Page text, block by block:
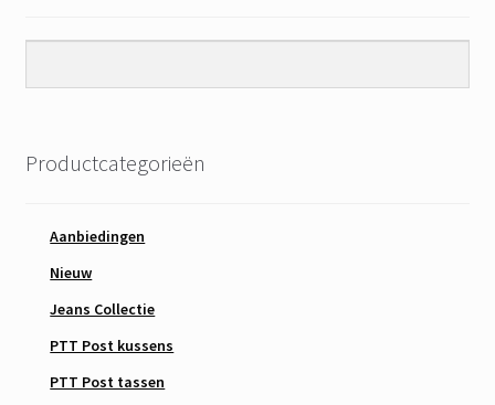
Productcategorieën
Aanbiedingen
Nieuw
Jeans Collectie
PTT Post kussens
PTT Post tassen